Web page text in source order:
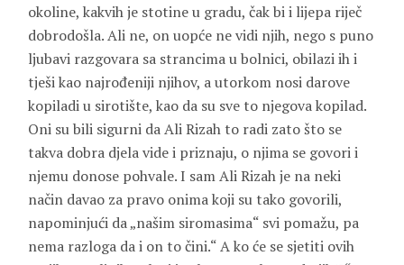
okoline, kakvih je stotine u gradu, čak bi i lijepa riječ
dobrodošla. Ali ne, on uopće ne vidi njih, nego s puno
ljubavi razgovara sa strancima u bolnici, obilazi ih i
tješi kao najrođeniji njihov, a utorkom nosi darove
kopiladi u sirotište, kao da su sve to njegova kopilad.
Oni su bili sigurni da Ali Rizah to radi zato što se
takva dobra djela vide i priznaju, o njima se govori i
njemu donose pohvale. I sam Ali Rizah je na neki
način davao za pravo onima koji su tako govorili,
napominjući da „našim siromasima“ svi pomažu, pa
nema razloga da i on to čini.“ A ko će se sjetiti ovih